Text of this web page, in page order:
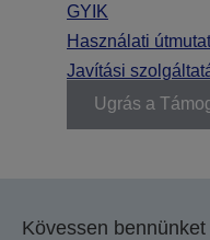
GYIK
Használati
Javítási
Ugrás a
Kövessen bennünket